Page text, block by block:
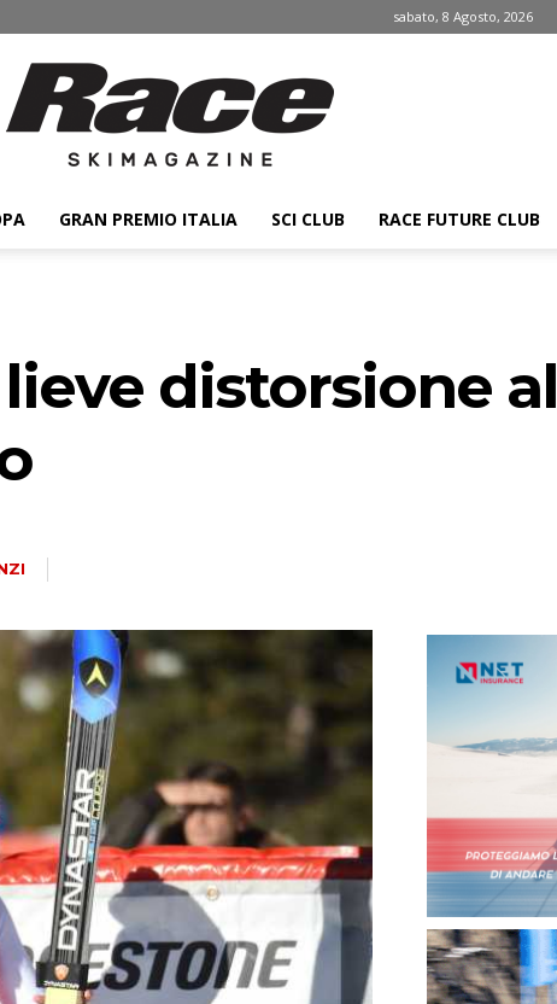
sabato, 8 Agosto, 2026
ski
GRAN PREMIO ITALIA SCI CLUB RACE FUTURE CLUB
distorsione al